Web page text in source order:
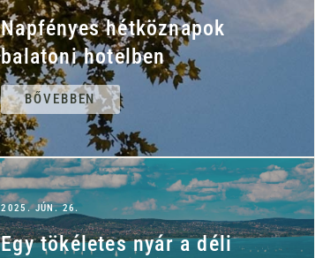
Napfényes hétköznapok
balatoni hotelben
BŐVEBBEN
2025. JÚN. 26.
Egy tökéletes nyár a déli